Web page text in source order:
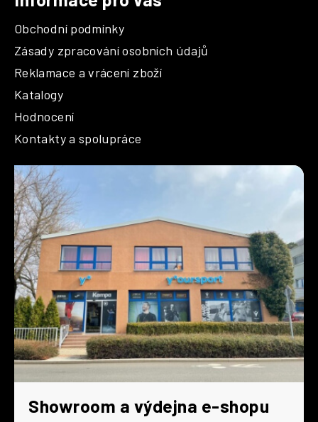
Obchodní podmínky
Zásady zpracování osobních údajů
Reklamace a vrácení zboží
Katalogy
Hodnocení
Kontakty a spolupráce
Showroom a výdejna e-shopu